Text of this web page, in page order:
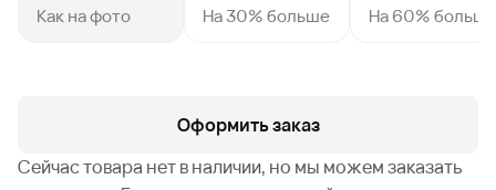
Как на фото На 30% больше На 60% больше
Оформить заказ
Сейчас товара нет в наличии, но мы можем заказать